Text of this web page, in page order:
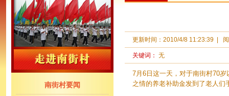
南街村要闻
更新时间： 2010/4/8 11:23:39
关键词： 无
7月6日这一天，对于南街村70
之情的养老补助金发到了老人们